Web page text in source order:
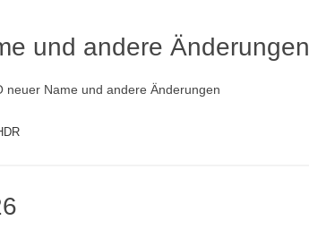
und andere Änderungen
neuer Name und andere Änderungen